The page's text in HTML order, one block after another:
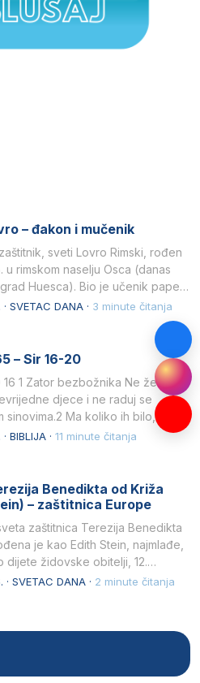
– đakon i mučenik
sveti Lovro Rimski, rođen
u rimskom naselju Osca (danas
Huesca). Bio je učenik pape…
SVETAC DANA · 3 minute čitanja
Biblija 365 – Sir 16-20
1 Zator bezbožnika Ne želi
djece i ne raduj se
sinovima.2 Ma koliko ih bilo,…
BIBLIJA · 11 minute čitanja
Benedikta od Križa
– zaštitnica Europe
zaštitnica Terezija Benedikta
je kao Edith Stein, najmlađe,
dijete židovske obitelji, 12.
u Wrocławu…
SVETAC DANA · 2 minute čitanja